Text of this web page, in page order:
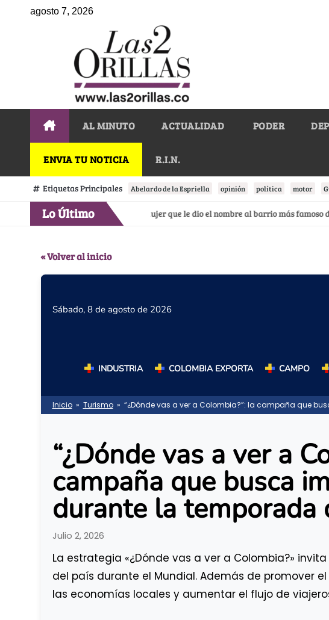
agosto 7, 2026
AL MINUTO ACTUALIDAD PODER
ENVIA TU NOTICIA R.I.N.
Etiquetas Principales Abelardo de la Espriella opinión política motor
Lo Último
Virrey Solís y la Marichuela, la mujer que le dio el nombre al barrio más famoso de
« Volver al inicio